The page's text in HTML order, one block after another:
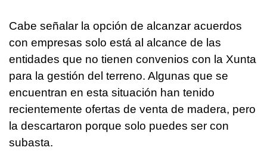
Cabe señalar la opción de alcanzar acuerdos
con empresas solo está al alcance de las
entidades que no tienen convenios con la Xunta
para la gestión del terreno. Algunas que se
encuentran en esta situación han tenido
recientemente ofertas de venta de madera, pero
la descartaron porque solo puedes ser con
subasta.